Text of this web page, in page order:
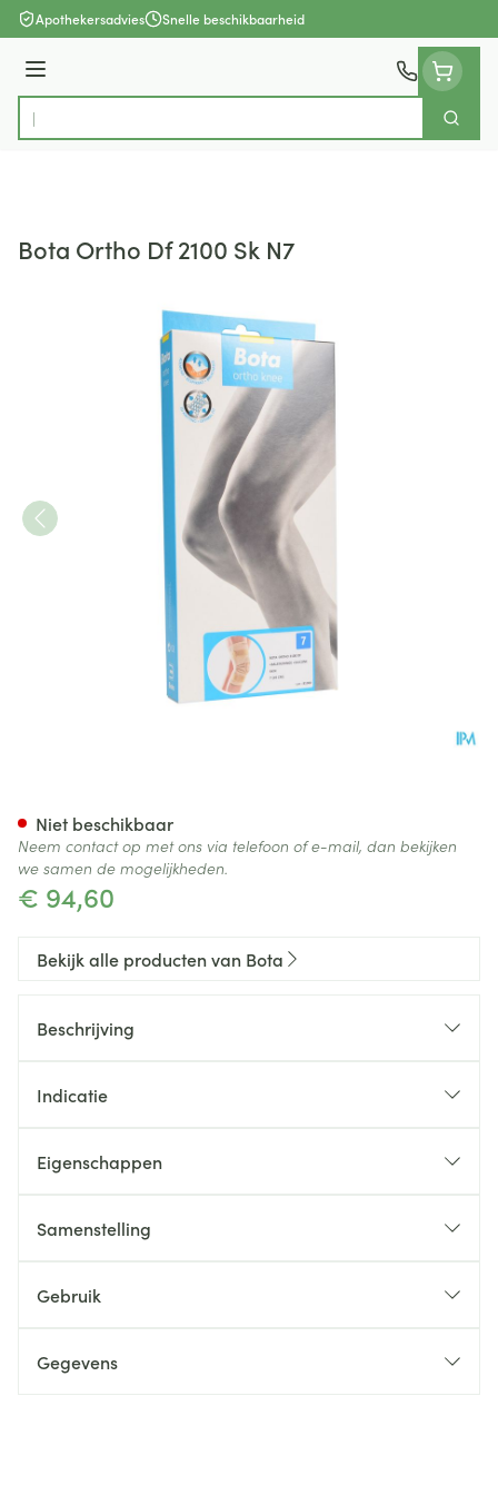
Ga naar de inhoud
Apothekersadvies Snelle beschikbaarheid
Menu
Product, merk, categorie...
Zoek
Bota Ortho Df 2100 Sk N7
€ 94,60
Niet beschikbaar
Neem contact op met ons via telefoon of e-mail, dan bekijken
we samen de mogelijkheden.
Bekijk alle producten van Bota
Beschrijving
Indicatie
Eigenschappen
Samenstelling
Gebruik
Gegevens